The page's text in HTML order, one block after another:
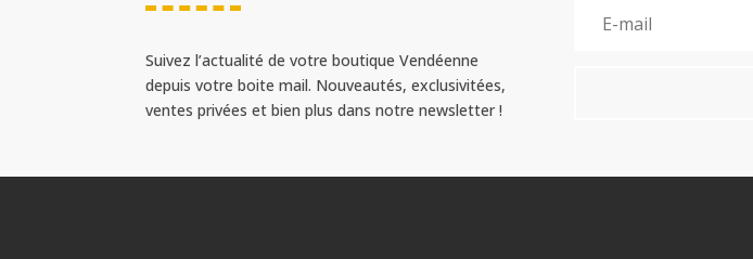
Suivez l’actualité de votre boutique Vendéenne
depuis votre boite mail. Nouveautés, exclusivitées,
ventes privées et bien plus dans notre newsletter !